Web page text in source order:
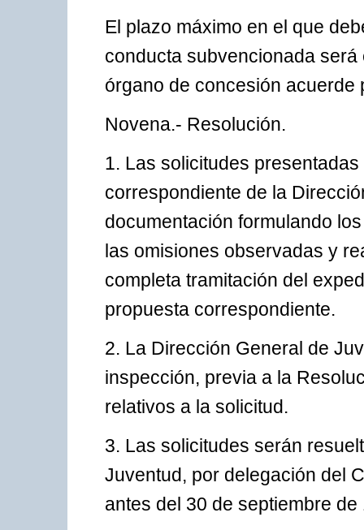
El plazo máximo en el que
conducta subvencionada
órgano de concesión acuerde
Novena.- Resolución.
1. Las solicitudes
correspondiente de la
documentación formulando
las omisiones observadas y
completa tramitación del
propuesta correspondiente.
2. La Dirección General de
inspección, previa a la
relativos a la solicitud.
3. Las solicitudes serán
Juventud, por delegación del
antes del 30 de septiembre de